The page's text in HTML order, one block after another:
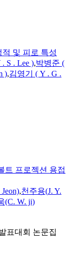
및 피로 특성
S . Lee ),박병준 (
),김영기 ( Y . G .
트 프로젝션 용접
Jeon),천주용(J. Y.
(C. W. ji)
표대회 논문집